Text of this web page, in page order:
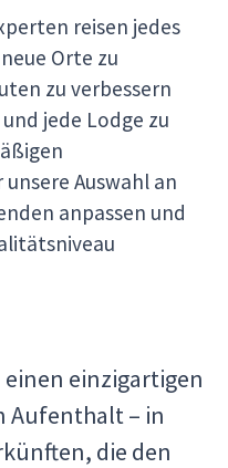
reisen jedes
Orte zu
zu verbessern
jede Lodge zu
Auswahl an
anpassen und
einzigartigen
Aufenthalt – in
die den